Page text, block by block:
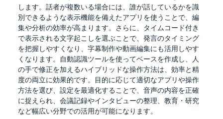
します。話者が複数いる場合には、誰が話しているかを識
別できるような表示機能を備えたアプリを使うことで、編
集や分析の効率が高まります。さらに、タイムコード付き
で表示される文字起こしを選ぶことで、発言のタイミング
を把握しやすくなり、字幕制作や動画編集にも活用しやす
くなります。自動認識ツールを使ってベースを作成し、人
の手で修正を加えるハイブリッドな操作方法は、効率と精
度の両立に効果的です。目的に応じて適切なアプリや操作
方法を選び、設定を最適化することで、音声の内容を正確
に捉えられ、会議記録やインタビューの整理、教育・研究
など幅広い分野での活用が可能になります。